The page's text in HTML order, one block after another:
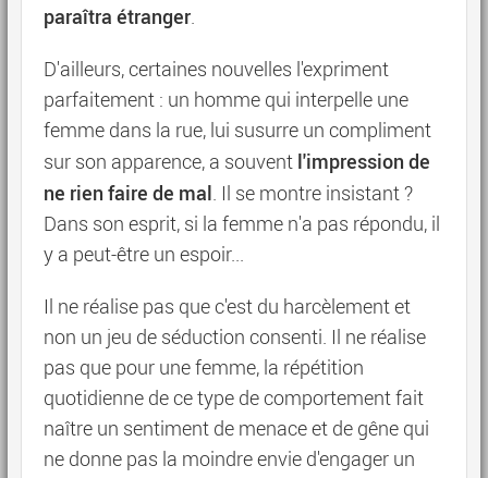
paraîtra étranger.
D'ailleurs, certaines nouvelles l'expriment
parfaitement : un homme qui interpelle une
femme dans la rue, lui susurre un compliment
sur son apparence, a souvent l'impression de
ne rien faire de mal . Il se montre insistant ?
Dans son esprit, si la femme n'a pas répondu, il
y a peut-être un espoir...
Il ne réalise pas que c'est du harcèlement et
non un jeu de séduction consenti. Il ne réalise
pas que pour une femme, la répétition
quotidienne de ce type de comportement fait
naître un sentiment de menace et de gêne qui
ne donne pas la moindre envie d'engager un